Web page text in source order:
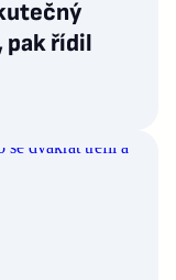
pak řídil